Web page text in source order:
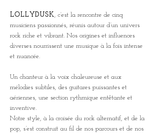
LOLLYDUSK, c’est la rencontre de cinq
musiciens passionnés, réunis autour d’un univers
rock riche et vibrant. Nos origines et influences
diverses nourrissent une musique à la fois intense
et nuancée.
Un chanteur à la voix chaleureuse et aux
mélodies subtiles, des guitares puissantes et
aériennes, une section rythmique entêtante et
inventive.
Notre style, à la croisée du rock alternatif, et de la
pop, s’est construit au fil de nos parcours et de nos